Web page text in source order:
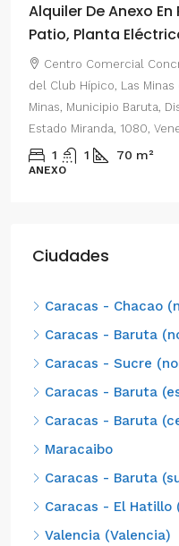
Alquiler De Anexo
Patio, Planta
Centro Comercial
del Club Hípico, Las Minas
Minas, Municipio Baruta,
Estado Miranda, 1080,
1 1 70 m²
ANEXO
Ciudades
Caracas - Chacao
Caracas - Baruta
Caracas - Sucre
Caracas - Baruta
Caracas - Baruta
Maracaibo
Caracas - Baruta
Caracas - El Hatillo
Valencia (Valencia)